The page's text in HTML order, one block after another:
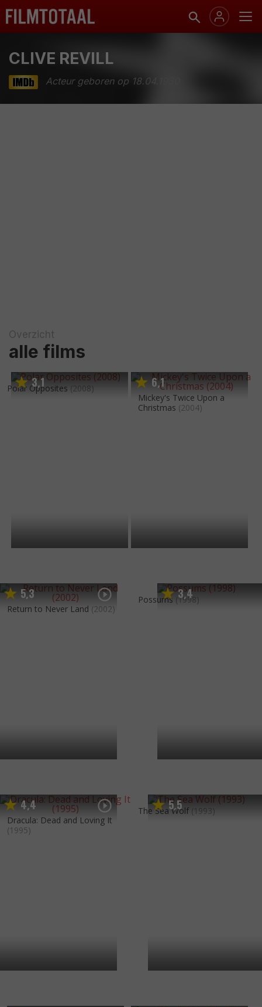
CLIVE REVILL
Acteur geboren op 18.04.1930
Overzicht
alle films
3,1
Polar Opposites (2008) 6,1
Mickey's Twice Upon a
Christmas (2004)
5,3
Return to Never Land (2002)
3,4
Possums (1998)
4,4
Dracula: Dead and Loving It
(1995)
5,5
The Sea Wolf (1993)